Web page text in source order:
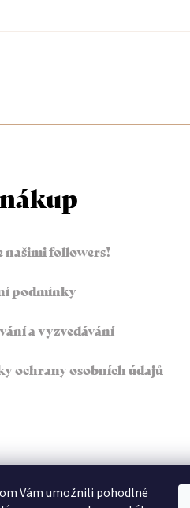
Vám umožnili pohodlné
našimi followers!
podmínky
a vyzvedávání
ochrany osobních údajů